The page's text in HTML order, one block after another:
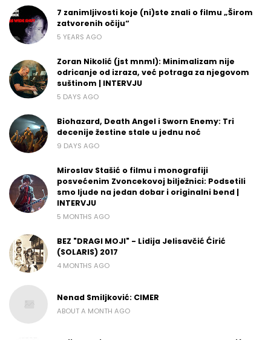
7 zanimljivosti koje (ni)ste znali o filmu „Širom
zatvorenih očiju“
5 YEARS AGO
Zoran Nikolić (jst mnml): Minimalizam nije
odricanje od izraza, već potraga za njegovom
suštinom | INTERVJU
5 DAYS AGO
Biohazard, Death Angel i Sworn Enemy: Tri
decenije žestine stale u jednu noć
9 DAYS AGO
Miroslav Stašić o filmu i monografiji
posvećenim Zvoncekovoj bilježnici: Podsetili
smo ljude na jedan dobar i originalni bend |
INTERVJU
5 MONTHS AGO
BEZ "DRAGI MOJI" - Lidija Jelisavčić Ćirić
(SOLARIS) 2017
4 MONTHS AGO
Nenad Smiljković: CIMER
ABOUT A MONTH AGO